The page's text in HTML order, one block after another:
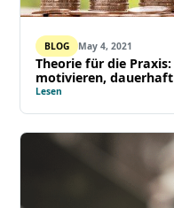
BLOG May 4, 2021
Theorie für die
motivieren,
Lesen